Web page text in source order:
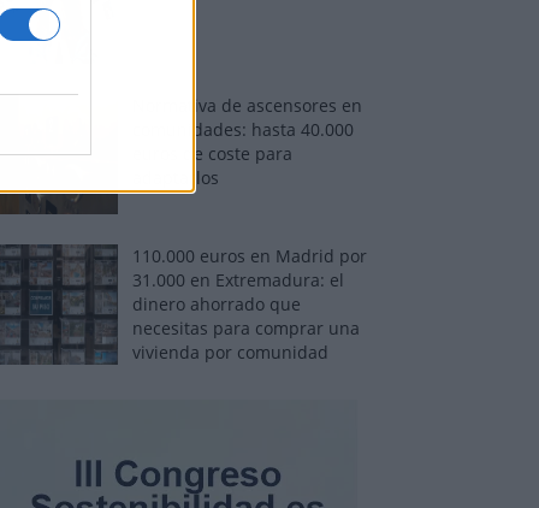
Normativa de ascensores en
comunidades: hasta 40.000
euros de coste para
adaptarlos
110.000 euros en Madrid por
31.000 en Extremadura: el
dinero ahorrado que
necesitas para comprar una
vivienda por comunidad